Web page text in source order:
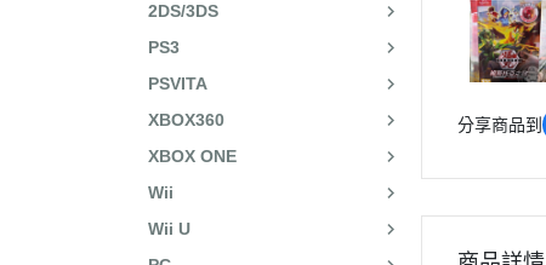
2DS/3DS
PS3
PSVITA
XBOX360
XBOX ONE
Wii
Wii U
分享商品到